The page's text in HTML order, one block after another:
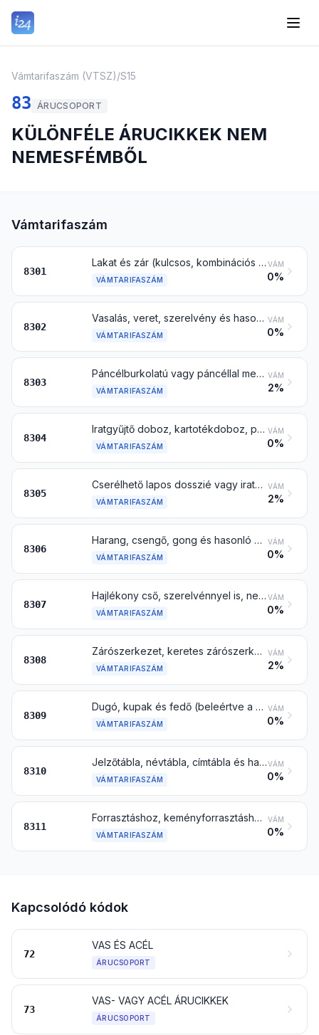
Vámtarifaszám (VTSZ)/S15
83 ÁRUCSOPORT
KÜLÖNFÉLE ÁRUCIKKEK NEM
NEMESFÉMBŐL
Vámtarifaszám
8301
Lakat és zár (kulcsos, kombinációs vagy elektromos működésű) nem nemesfémből; más kulcsos, illetve kombinációs működésű zárószerkezet vagy keretes zárószerkezet, nem nemesfémből; mindezekhez kulcs, nem nemesfémből
VÁMTARIFASZÁM
VÁM
0%
8302
Vasalás, veret, szerelvény és hasonló árucikk bútor, ajtó, lépcső, ablak, redőny, karosszéria, nyergesáru, bőrönd, láda, doboz vagy hasonló árucikk vasalásához, nem nemesfémből; fali ruhaakasztó, kalaphorog és -tartó, falikar és hasonló rögzíthető árucikk nem nemesfémből; (bútor)görgő nem nemesfém szerelvénnyel; automatikus ajtócsukó nem nemesfémből
VÁMTARIFASZÁM
VÁM
0%
8303
Páncélburkolatú vagy páncéllal megerősített szekrény (széf), páncélszekrény és páncélozott ajtó, valamint rekesz páncélszobához, pénz- vagy okirattartó láda, doboz és hasonló, nem nemesfémből
VÁMTARIFASZÁM
VÁM
2%
8304
Iratgyűjtő doboz, kartotékdoboz, papírtartó tálca, papírtartó kosár, tolltartó, irodai bélyegzőtartó és hasonló irodai vagy íróasztali felszerelés nem nemesfémből, a 9403 vtsz. alá tartozó irodai bútor kivételével
VÁMTARIFASZÁM
VÁM
0%
8305
Cserélhető lapos dosszié vagy iratgyűjtő szerelvény, levélkapocs, gemkapocs, jelző címke és ehhez hasonló irodai eszköz nem nemesfémből; fűzőkapocs (pl. irodai, kárpitozási, csomagolási célra) nem nemesfémből
VÁMTARIFASZÁM
VÁM
2%
8306
Harang, csengő, gong és hasonló nem elektromos jelzőeszköz nem nemesfémből; kis szobor és más dísztárgy nem nemesfémből; fénykép-, kép- vagy hasonló keret nem nemesfémből; tükör nem nemesfémből
VÁMTARIFASZÁM
VÁM
0%
8307
Hajlékony cső, szerelvénnyel is, nem nemesfémből
VÁMTARIFASZÁM
VÁM
0%
8308
Zárószerkezet, keretes zárószerkezet, csat, csatkapocs, horogkapocs, karika, fűzőkarika és hasonló ruházathoz vagy ruházati kellékhez, lábbelihez, ékszerhez, karórához, könyvhöz, ponyvához, bőráruhoz, utazási árucikkhez vagy nyergesáruhoz vagy más készáruhoz, nem nemesfémből; csőszegecs vagy hasított szárú szegecs nem nemesfémből; gyöngy és flitter nem nemesfémből
VÁMTARIFASZÁM
VÁM
2%
8309
Dugó, kupak és fedő (beleértve a korona-, csavar- és kiöntődugót is), palackfedél vagy kupak, csavarmenetes hordódugó, hordódugóvédő, pecsét és más csomagolási tartozék, nem nemesfémből
VÁMTARIFASZÁM
VÁM
0%
8310
Jelzőtábla, névtábla, címtábla és hasonló tábla, szám, betű és más jel nem nemesfémből, a 9405 vtsz. alá tartozó kivételével
VÁMTARIFASZÁM
VÁM
0%
8311
Forrasztáshoz, keményforrasztáshoz, hegesztéshez vagy fém- vagy keményfémfelrakáshoz használatos huzal, rúd, cső, lemez, elektróda és hasonló termék nem nemesfémből vagy fémkarbidból, folyósító forrasztóanyaggal bevonva vagy bélelve; huzal és rúd nem nemesfém porból agglomerálva, fémmel történő befújáshoz, beszóráshoz
VÁMTARIFASZÁM
VÁM
0%
Kapcsolódó kódok
72
VAS ÉS ACÉL
ÁRUCSOPORT
73
VAS- VAGY ACÉL ÁRUCIKKEK
ÁRUCSOPORT